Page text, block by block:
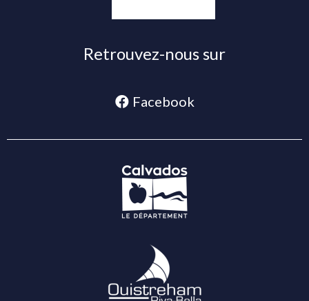
Retrouvez-nous sur
Facebook